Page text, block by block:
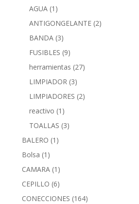
AGUA (1)
ANTIGONGELANTE (2)
BANDA (3)
FUSIBLES (9)
herramientas (27)
LIMPIADOR (3)
LIMPIADORES (2)
reactivo (1)
TOALLAS (3)
BALERO (1)
Bolsa (1)
CAMARA (1)
CEPILLO (6)
CONECCIONES (164)